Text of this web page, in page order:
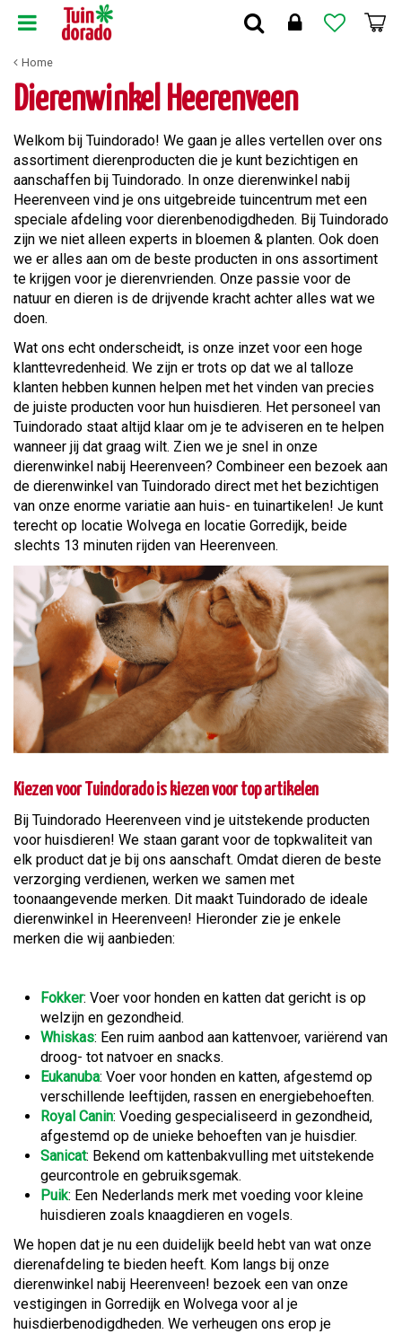
Home
Dierenwinkel Heerenveen
Welkom bij Tuindorado! We gaan je alles vertellen over ons
assortiment dierenproducten die je kunt bezichtigen en
aanschaffen bij Tuindorado. In onze dierenwinkel nabij
Heerenveen vind je ons uitgebreide tuincentrum met een
speciale afdeling voor dierenbenodigdheden. Bij Tuindorado
zijn we niet alleen experts in bloemen & planten. Ook doen
we er alles aan om de beste producten in ons assortiment
te krijgen voor je dierenvrienden. Onze passie voor de
natuur en dieren is de drijvende kracht achter alles wat we
doen.
Wat ons echt onderscheidt, is onze inzet voor een hoge
klanttevredenheid. We zijn er trots op dat we al talloze
klanten hebben kunnen helpen met het vinden van precies
de juiste producten voor hun huisdieren. Het personeel van
Tuindorado staat altijd klaar om je te adviseren en te helpen
wanneer jij dat graag wilt. Zien we je snel in onze
dierenwinkel nabij Heerenveen? Combineer een bezoek aan
de dierenwinkel van Tuindorado direct met het bezichtigen
van onze enorme variatie aan huis- en tuinartikelen! Je kunt
terecht op locatie Wolvega en locatie Gorredijk, beide
slechts 13 minuten rijden van Heerenveen.
Kiezen voor Tuindorado is kiezen voor top artikelen
Bij Tuindorado Heerenveen vind je uitstekende producten
voor huisdieren! We staan garant voor de topkwaliteit van
elk product dat je bij ons aanschaft. Omdat dieren de beste
verzorging verdienen, werken we samen met
toonaangevende merken. Dit maakt Tuindorado de ideale
dierenwinkel in Heerenveen! Hieronder zie je enkele
merken die wij aanbieden:
Fokker: Voer voor honden en katten dat gericht is op
welzijn en gezondheid.
Whiskas: Een ruim aanbod aan kattenvoer, variërend van
droog- tot natvoer en snacks.
Eukanuba: Voer voor honden en katten, afgestemd op
verschillende leeftijden, rassen en energiebehoeften.
Royal Canin: Voeding gespecialiseerd in gezondheid,
afgestemd op de unieke behoeften van je huisdier.
Sanicat: Bekend om kattenbakvulling met uitstekende
geurcontrole en gebruiksgemak.
Puik: Een Nederlands merk met voeding voor kleine
huisdieren zoals knaagdieren en vogels.
We hopen dat je nu een duidelijk beeld hebt van wat onze
dierenafdeling te bieden heeft. Kom langs bij onze
dierenwinkel nabij Heerenveen! bezoek een van onze
vestigingen in Gorredijk en Wolvega voor al je
huisdierbenodigdheden. We verheugen ons erop je